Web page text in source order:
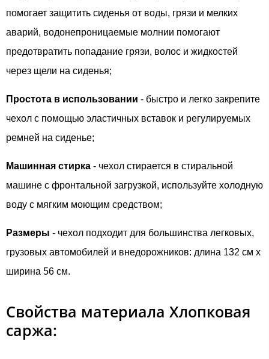
помогает защитить сиденья от воды, грязи и мелких
аварий, водонепроницаемые молнии помогают
предотвратить попадание грязи, волос и жидкостей
через щели на сиденья;
Простота в использовании - быстро и легко закрепите
чехол с помощью эластичных вставок и регулируемых
ремней на сиденье;
Машинная стирка - чехол стирается в стиральной
машине с фронтальной загрузкой, используйте холодную
воду с мягким моющим средством;
Размеры - чехол подходит для большинства легковых,
грузовых автомобилей и внедорожников: длина 132 см х
ширина 56 см.
Свойства материала Хлопковая
саржа: